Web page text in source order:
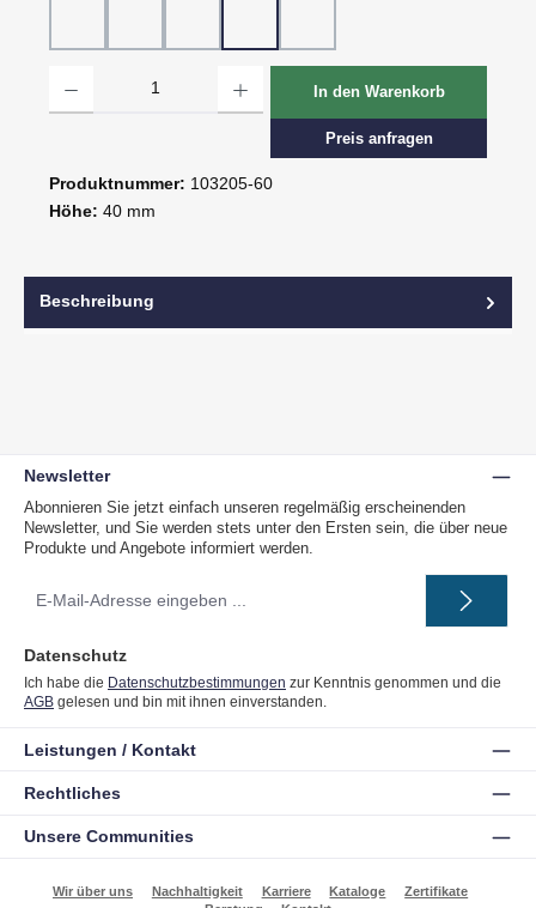
In den Warenkorb
Preis anfragen
Produktnummer: 103205-60
Höhe: 40 mm
Beschreibung
Newsletter
Abonnieren Sie jetzt einfach unseren regelmäßig erscheinenden
Newsletter, und Sie werden stets unter den Ersten sein, die über neue
Produkte und Angebote informiert werden.
Mail-
Datenschutz
Ich habe die Datenschutzbestimmungen zur Kenntnis genommen und die
AGB gelesen und bin mit ihnen einverstanden.
Unsere Communities
Leistungen / Kontakt
Rechtliches
Wir über uns Nachhaltigkeit Karriere Kataloge
Zertifikate